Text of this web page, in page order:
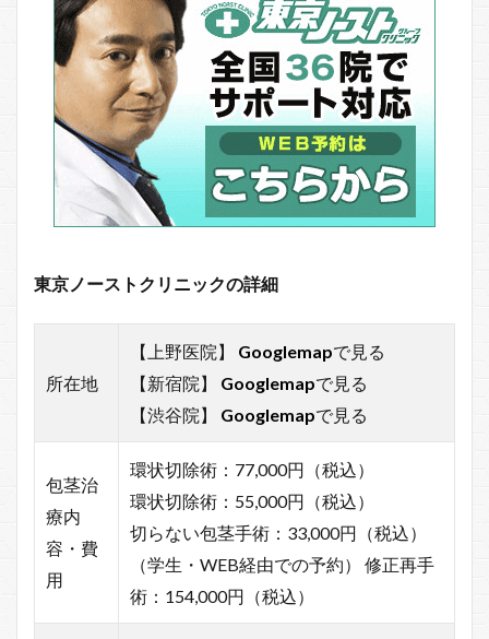
東京ノーストクリニックの詳細
所在地
【上野医院】 Googlemapで見る
【新宿院】 Googlemapで見る
【渋谷院】
Googlemapで見る
包茎治
療内
容・費
用
環状切除術：77,000円（税込）
環状切除術：55,000円（税込）
切らない包茎手術：33,000円（税込）
（学生・WEB経由での予約） 修正再手
術：154,000円（税込）